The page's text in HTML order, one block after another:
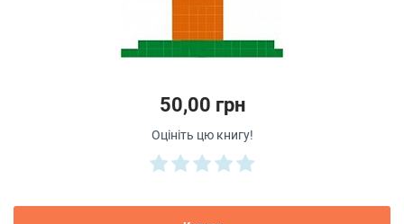
50,00 грн
Оцініть цю книгу!